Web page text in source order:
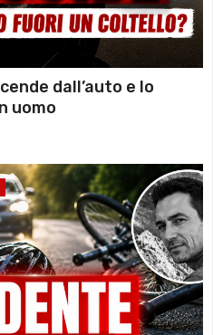
dall’auto e lo
uomo